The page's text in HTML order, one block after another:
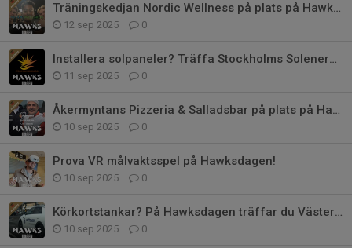
Träningskedjan Nordic Wellness på plats på Hawksdagen!
12 sep 2025 0
Installera solpaneler? Träffa Stockholms Solenergi på Hawksdagen!
11 sep 2025 0
Åkermyntans Pizzeria & Salladsbar på plats på Hawksdagen!
10 sep 2025 0
Prova VR målvaktsspel på Hawksdagen!
10 sep 2025 0
Körkortstankar? På Hawksdagen träffar du Västerorts Trafikskola
10 sep 2025 0